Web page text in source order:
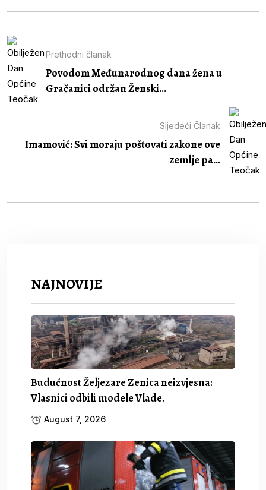
Prethodni članak
Povodom Međunarodnog dana žena u
Gračanici održan Ženski...
Sljedeći Članak
Imamović: Svi moraju poštovati zakone ove
zemlje pa...
NAJNOVIJE
Budućnost Željezare Zenica neizvjesna:
Vlasnici odbili modele Vlade.
August 7, 2026